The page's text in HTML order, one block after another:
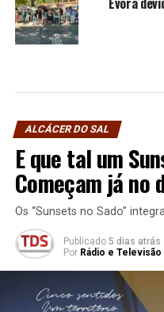
ALCÁCER DO SAL
E que tal um
Começam já no
Os “Sunsets no Sado”
Publicado 5 dias atrás
Por Rádio e Televisão